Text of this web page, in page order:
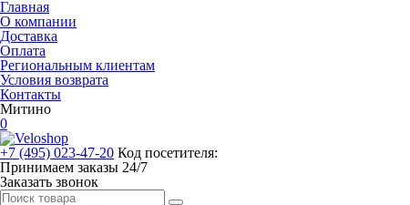
Главная
О компании
Доставка
Оплата
Региональным клиентам
Условия возврата
Контакты
Митино
0
+7 (495) 023-47-20 Код посетителя:
Принимаем заказы 24/7
Заказать звонок